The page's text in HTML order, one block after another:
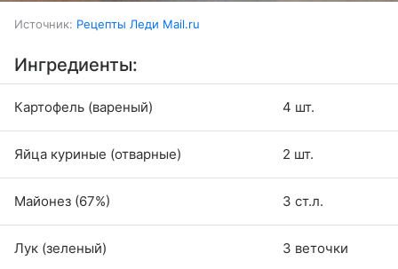
Источник: Рецепты Леди Mail.ru
Ингредиенты:
Картофель (вареный) 4 шт.
Яйца куриные (отварные) 2 шт.
Майонез (67%) 3 ст.л.
Лук (зеленый) 3 веточки